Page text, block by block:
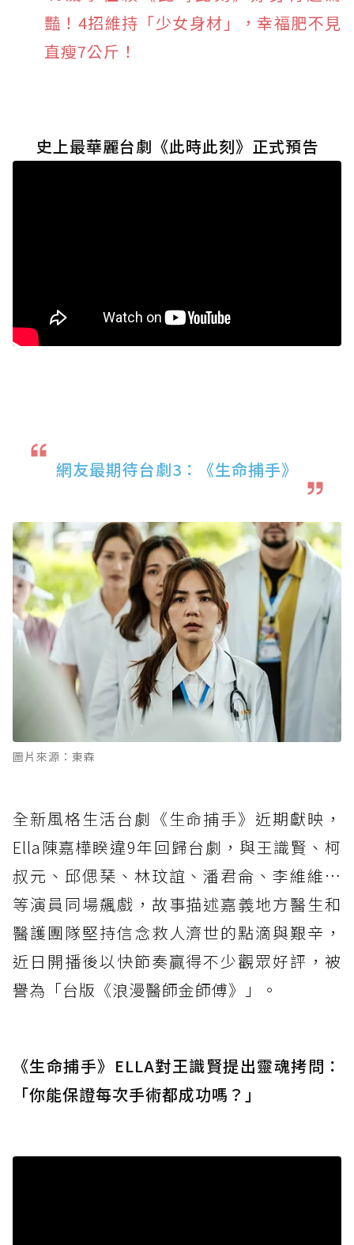
豔！4招維持「少女身材」，幸福肥不見
直瘦7公斤！
史上最華麗台劇《此時此刻》正式預告
網友最期待台劇3：《生命捕手》
圖片來源：東森
全新風格生活台劇《生命捕手》近期獻映，
Ella陳嘉樺睽違9年回歸台劇，與王識賢、柯
叔元、邱偲琹、林玟誼、潘君侖、李維維…
等演員同場飆戲，故事描述嘉義地方醫生和
醫護團隊堅持信念救人濟世的點滴與艱辛，
近日開播後以快節奏贏得不少觀眾好評，被
譽為「台版《浪漫醫師金師傅》」。
《生命捕手》ELLA對王識賢提出靈魂拷問：
「你能保證每次手術都成功嗎？」